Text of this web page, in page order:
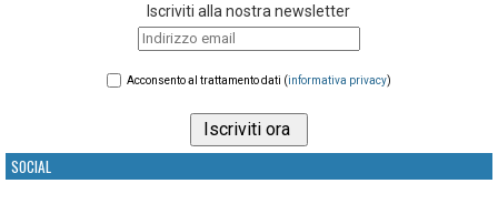
Iscriviti alla nostra newsletter
Acconsento al trattamento dati (informativa privacy)
SOCIAL